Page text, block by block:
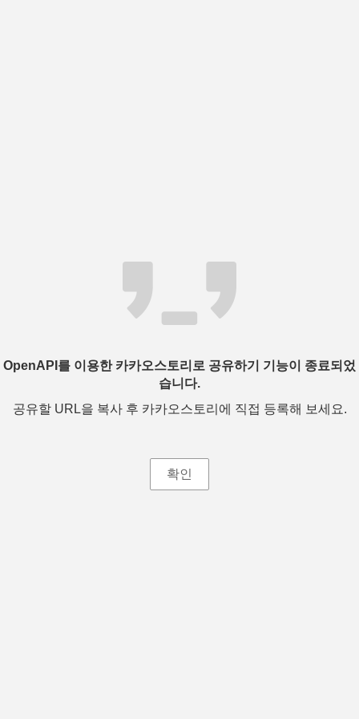
OpenAPI를 이용한 카카오스토리로 공유하기 기능이 종료되었
습니다.
공유할 URL을 복사 후 카카오스토리에 직접 등록해 보세요.
확인